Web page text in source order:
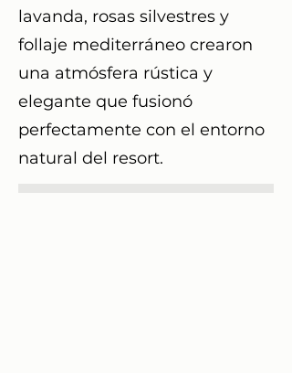
lavanda, rosas silvestres y
follaje mediterráneo crearon
una atmósfera rústica y
elegante que fusionó
perfectamente con el entorno
natural del resort.